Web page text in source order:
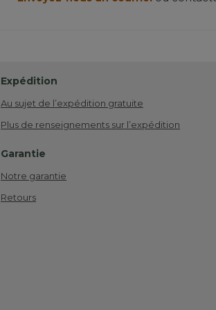
Expédition
Au sujet de l’expédition gratuite
Plus de renseignements sur l’expédition
Garantie
Notre garantie
Retours